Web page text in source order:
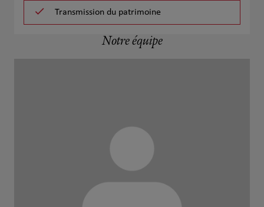
Transmission du patrimoine
Notre équipe